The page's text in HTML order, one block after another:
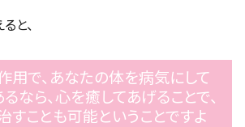
と、
用で、あなたの体を病気にして
なら、心を癒してあげることで、
すことも可能ということですよ